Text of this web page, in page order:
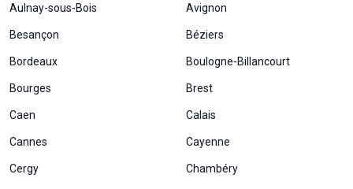
Aulnay-sous-Bois Avignon
Besançon Béziers
Bordeaux Boulogne-Billancourt
Bourges Brest
Caen Calais
Cannes Cayenne
Cergy Chambéry